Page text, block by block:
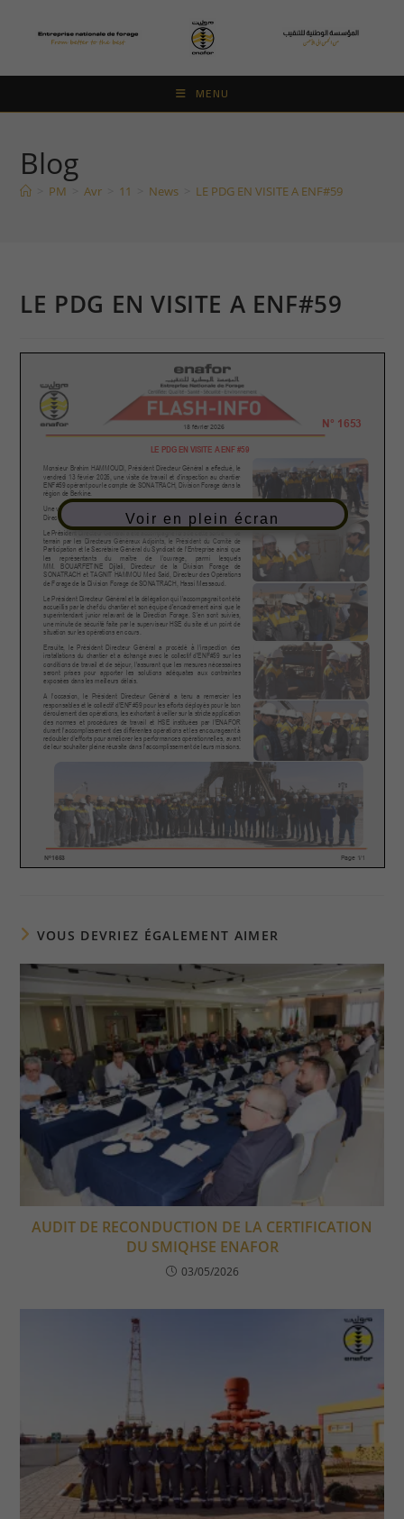
MENU
Blog
PM Avr 11 News LE PDG EN VISITE A ENF#59
LE PDG EN VISITE A ENF#59
Voir en plein écran
VOUS DEVRIEZ ÉGALEMENT AIMER
AUDIT DE RECONDUCTION DE LA CERTIFICATION
DU SMIQHSE ENAFOR
03/05/2026